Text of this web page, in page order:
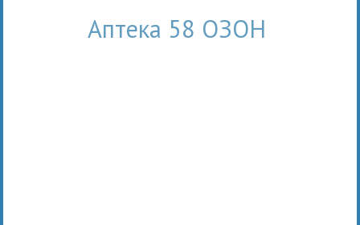
Аптека 58 ОЗОН